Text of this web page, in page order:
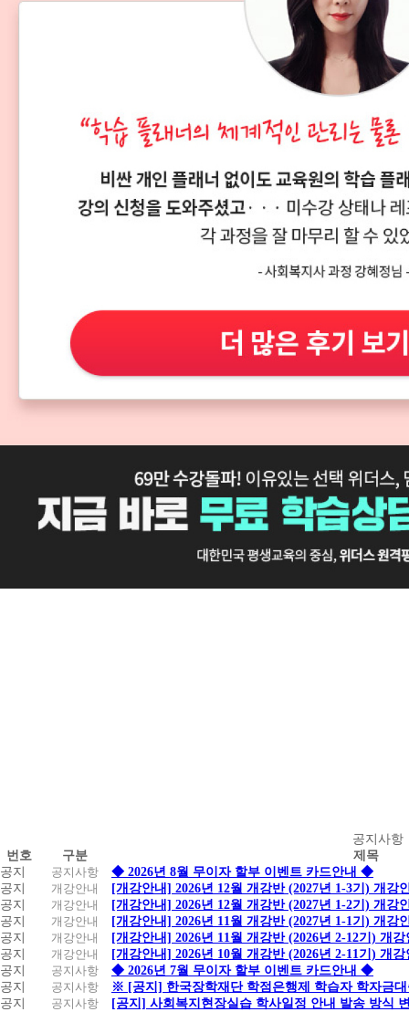
지
사
항
공지사항
번호
구분
제목
공지
공지사항
◆ 2026년 8월 무이자 할부 이벤트 카드안내 ◆
공지
개강안내
[개강안내] 2026년 12월 개강반 (2027년 1-3기) 개강
공지
개강안내
[개강안내] 2026년 12월 개강반 (2027년 1-2기) 개강
공지
개강안내
[개강안내] 2026년 11월 개강반 (2027년 1-1기) 개강
공지
개강안내
[개강안내] 2026년 11월 개강반 (2026년 2-12기) 개강
공지
개강안내
[개강안내] 2026년 10월 개강반 (2026년 2-11기) 개강
공지
공지사항
◆ 2026년 7월 무이자 할부 이벤트 카드안내 ◆
공지
공지사항
※ [공지] 한국장학재단 학점은행제 학습자 학자금
공지
공지사항
[공지] 사회복지현장실습 학사일정 안내 발송 방식